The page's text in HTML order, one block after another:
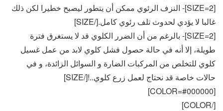
[SIZE=2]- النزف الرئوي ممكن أن يتطور ليصبح خطيرا لكن ذلك
غالبا لا يؤدي لحدوث تلف رئوي كامل.[/SIZE]
[SIZE=2]- بالرغم من أن الضرر الكلوي قد لا يستغرق فترة
طويلة، إلا أنه في حالة حصول فشل كلوي لابد من عمل غسيل
كلوي للتخلص من المركبات الضارة و السوائل الزائدة، و في
حالات خاصة قد نحتاج لعمل زرع كلوي..![/SIZE]
[COLOR=#000000]
[/COLOR]